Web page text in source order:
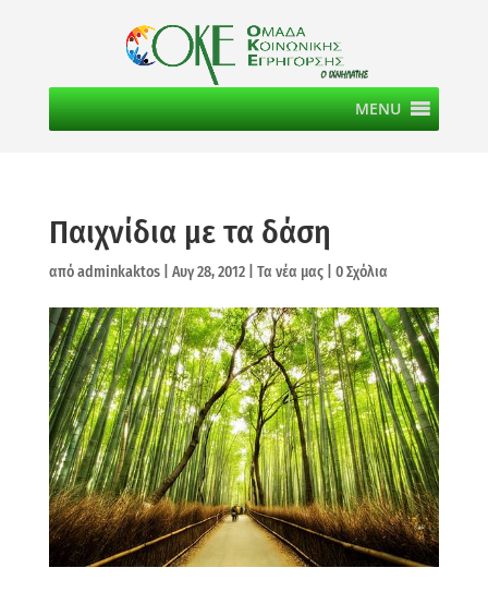
MENU
Παιχνίδια με τα δάση
απόadminkaktos| Αυγ 28, 2012| Τα νέα μας| 0 Σχόλια